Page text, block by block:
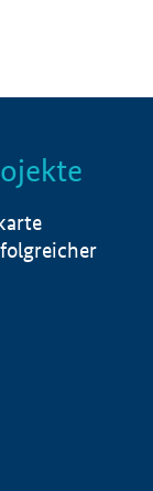
Info